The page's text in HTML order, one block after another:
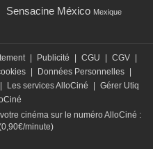
Sensacine México Mexique
Publicité CGU CGV
Données Personnelles
Les services AlloCiné
Gérer Utiq
cinéma sur le numéro AlloCiné :
minute)